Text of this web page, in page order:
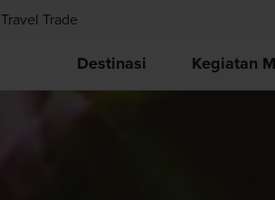
Travel Trade
Destinasi Kegiatan